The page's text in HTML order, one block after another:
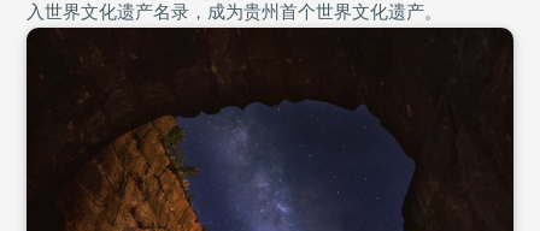
入世界文化遗产名录，成为贵州首个世界文化遗产。